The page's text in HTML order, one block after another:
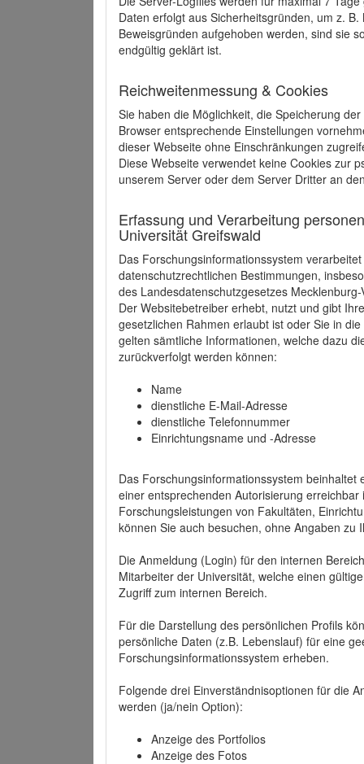
Daten erfolgt aus Sicherheitsgründen, um z.
Beweisgründen aufgehoben werden, sind sie
endgültig geklärt ist.
Reichweitenmessung & Cookies
Sie haben die Möglichkeit, die Speicherung
Browser entsprechende Einstellungen
dieser Webseite ohne Einschränkungen
Diese Webseite verwendet keine Cookies zur
unserem Server oder dem Server Dritter an
Erfassung und Verarbeitung
Universität Greifswald
Das Forschungsinformationssystem
datenschutzrechtlichen Bestimmungen,
des Landesdatenschutzgesetzes
Der Websitebetreiber erhebt, nutzt und gibt
gesetzlichen Rahmen erlaubt ist oder Sie in
gelten sämtliche Informationen, welche dazu
zurückverfolgt werden können:
Name
dienstliche E-Mail-Adresse
dienstliche Telefonnummer
Einrichtungsname und -Adresse
Das Forschungsinformationssystem beinhaltet
einer entsprechenden Autorisierung
Forschungsleistungen von Fakultäten,
können Sie auch besuchen, ohne Angaben zu
Die Anmeldung (Login) für den internen
Mitarbeiter der Universität, welche einen
Zugriff zum internen Bereich.
Für die Darstellung des persönlichen Profils
persönliche Daten (z.B. Lebenslauf) für eine
Forschungsinformationssystem erheben.
Folgende drei Einverständnisoptionen für die
werden (ja/nein Option):
Anzeige des Portfolios
Anzeige des Fotos